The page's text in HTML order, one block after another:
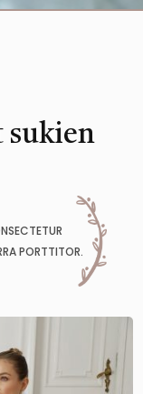
sukien
PORTTITOR.